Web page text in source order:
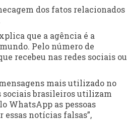
dos fatos relacionados
que a agência é a
Pelo número de
recebeu nas redes sociais ou
mais utilizado no
sociais brasileiros utilizam
WhatsApp as pessoas
notícias falsas”,